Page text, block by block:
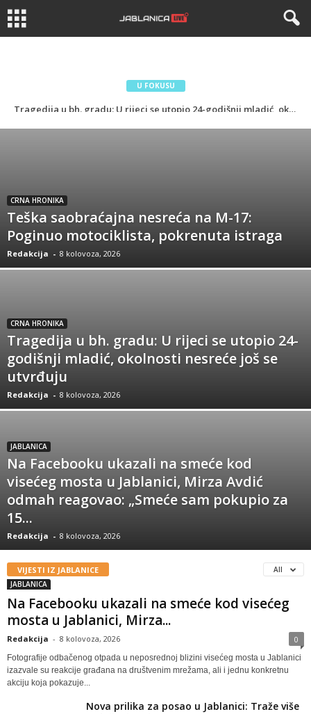
U FOKUSU
Tragedija u bh. gradu: U rijeci se utopio 24-godišnji mladić, okolnosti nesreće još se utvrđuju
CRNA HRONIKA
Teška saobraćajna nesreća na M-17:
Poginuo motociklista, pokrenuta istraga
Redakcija - 8 kolovoza, 2026
CRNA HRONIKA
Tragedija u bh. gradu: U rijeci se utopio 24-
godišnji mladić, okolnosti nesreće još se
utvrđuju
Redakcija - 8 kolovoza, 2026
JABLANICA
Na Facebooku ukazali na smeće kod
visećeg mosta u Jablanici, Mirza Avdić
odmah reagovao: „Smeće sam pokupio za
15...
Redakcija - 8 kolovoza, 2026
VIJESTI IZ JABLANICE
All
JABLANICA
Na Facebooku ukazali na smeće kod visećeg
mosta u Jablanici, Mirza...
Redakcija - 8 kolovoza, 2026 0
Fotografije odbačenog otpada u neposrednoj blizini visećeg mosta u Jablanici
izazvale su reakcije građana na društvenim mrežama, ali i jednu konkretnu
akciju koja pokazuje...
Nova prilika za posao u Jablanici: Traže više